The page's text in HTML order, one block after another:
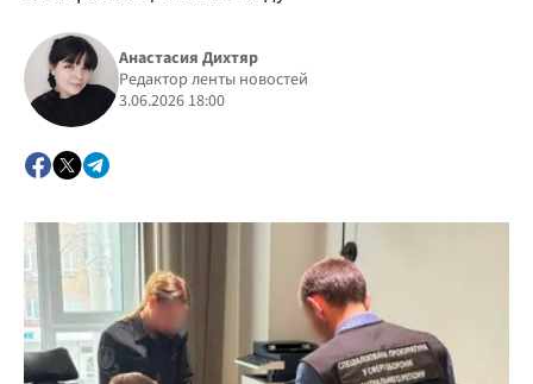
Анастасия Дихтяр
Редактор ленты новостей
3.06.2026 18:00